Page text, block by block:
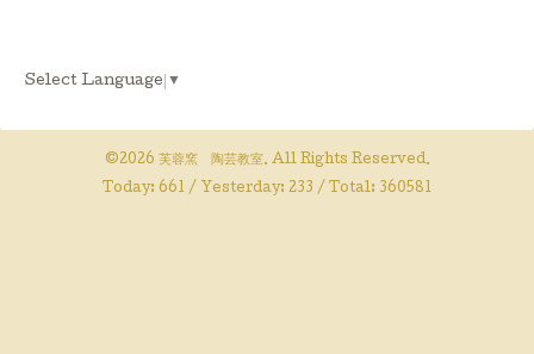
Select Language ▼
©2026 芙蓉窯 陶芸教室. All Rights Reserved.
Today: 661 / Yesterday: 233 / Total: 360581